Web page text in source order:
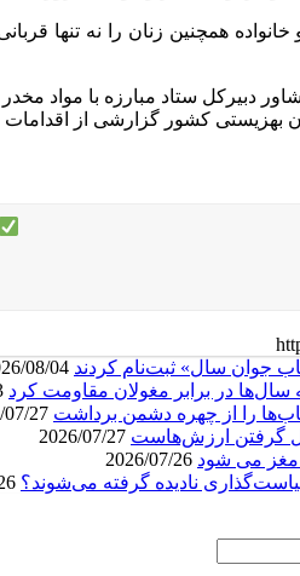
همچنین زنان را نه تنها
دبیرکل ستاد مبارزه با مواد
بهزیستی کشور گزارشی از
در برابر مغولان مقاومت کرد
را از چهره دشمن برداشت
گرفتن ارزش‌هاست
مغز می شود
نادیده گرفته می‌شوند؟